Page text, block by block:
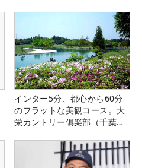
インター5分、都心から60分
のフラットな美観コース。大
栄カントリー俱楽部（千葉